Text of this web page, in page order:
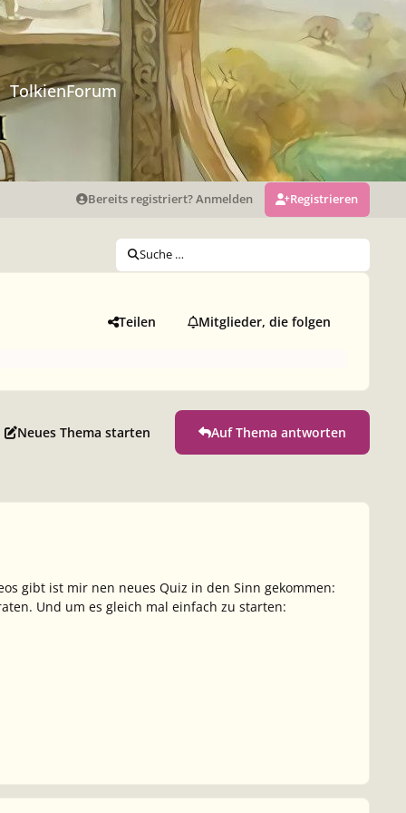
TolkienForum
Bereits registriert? Anmelden Registrieren
Suche …
Teilen Mitglieder, die folgen
Neues Thema starten Auf Thema antworten
gibt ist mir nen neues Quiz in den Sinn gekommen:
Und um es gleich mal einfach zu starten: